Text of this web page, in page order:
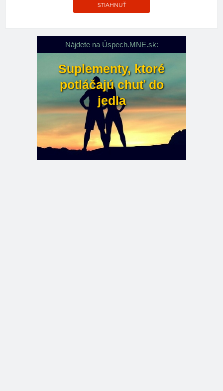
STIAHNUŤ